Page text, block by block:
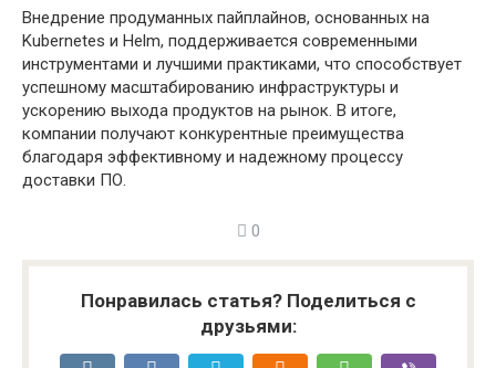
Внедрение продуманных пайплайнов, основанных на
Kubernetes и Helm, поддерживается современными
инструментами и лучшими практиками, что способствует
успешному масштабированию инфраструктуры и
ускорению выхода продуктов на рынок. В итоге,
компании получают конкурентные преимущества
благодаря эффективному и надежному процессу
доставки ПО.
0
Понравилась статья? Поделиться с
друзьями: